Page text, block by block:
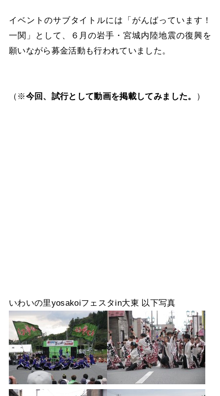
イベントのサブタイトルには「がんばっています！
一関」として、６月の岩手・宮城内陸地震の復興を
願いながら募金活動も行われていました。
（※今回、試行として動画を掲載してみました。 ）
いわいの里yosakoiフェスタin大東 以下写真